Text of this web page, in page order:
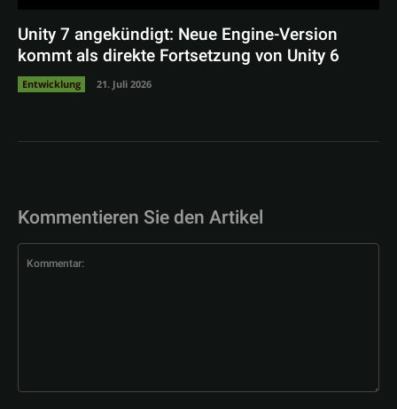
Unity 7 angekündigt: Neue Engine-Version
kommt als direkte Fortsetzung von Unity 6
Entwicklung 21. Juli 2026
Kommentieren Sie den Artikel